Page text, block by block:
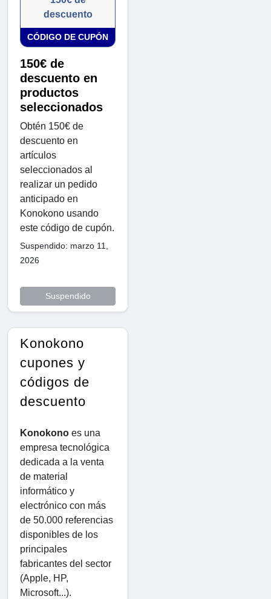
descuento
CÓDIGO DE CUPÓN
150€ de
descuento en
productos
seleccionados
Obtén 150€ de
descuento en
artículos
seleccionados al
realizar un pedido
anticipado en
Konokono usando
este código de cupón.
Suspendido: marzo 11,
2026
Suspendido
Konokono
cupones y
códigos de
descuento
Konokono es una
empresa tecnológica
dedicada a la venta
de material
informático y
electrónico con más
de 50.000 referencias
disponibles de los
principales
fabricantes del sector
(Apple, HP,
Microsoft...).